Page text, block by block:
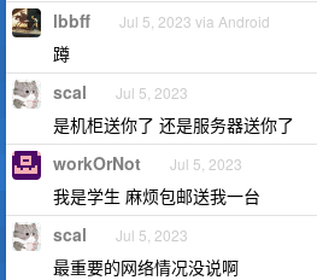
lbbff Jul 5, 2023 via Android
蹲
scal Jul 5, 2023
是机柜送你了 还是服务器送你了
workOrNot Jul 5, 2023
我是学生 麻烦包邮送我一台
scal Jul 5, 2023
最重要的网络情况没说啊